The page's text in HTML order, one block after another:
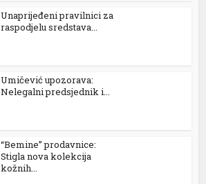
Unaprijeđeni pravilnici za
raspodjelu sredstava...
Umičević upozorava:
Nelegalni predsjednik i...
“Bemine” prodavnice:
Stigla nova kolekcija
kožnih...